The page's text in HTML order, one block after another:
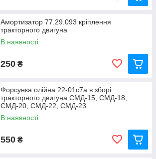
Амортизатор 77.29.093 кріплення
тракторного двигуна
В наявності
250 ₴
Форсунка олійна 22-01с7а в зборі
тракторного двигуна СМД-15, СМД-18,
СМД-20, СМД-22, СМД-23
В наявності
550 ₴